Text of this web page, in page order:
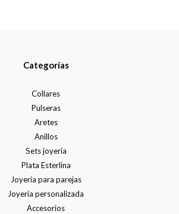
Categorías
Collares
Pulseras
Aretes
Anillos
Sets joyería
Plata Esterlina
Joyería para parejas
Joyería personalizada
Accesorios